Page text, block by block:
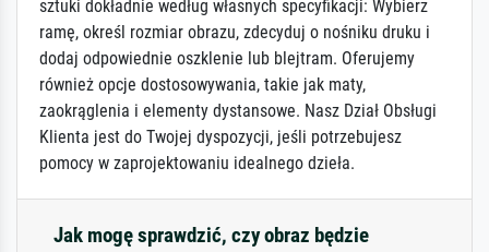
sztuki dokładnie według własnych specyfikacji: Wybierz
ramę, określ rozmiar obrazu, zdecyduj o nośniku druku i
dodaj odpowiednie oszklenie lub blejtram. Oferujemy
również opcje dostosowywania, takie jak maty,
zaokrąglenia i elementy dystansowe. Nasz Dział Obsługi
Klienta jest do Twojej dyspozycji, jeśli potrzebujesz
pomocy w zaprojektowaniu idealnego dzieła.
Jak mogę sprawdzić, czy obraz będzie